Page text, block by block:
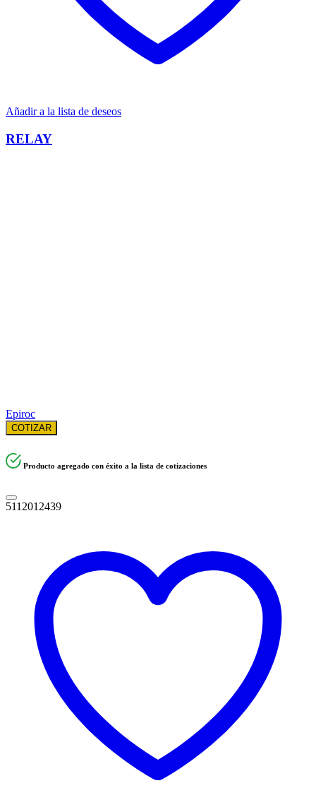
Añadir a la lista de deseos
RELAY
Epiroc
COTIZAR
Producto agregado con éxito a la lista de cotizaciones
5112012439